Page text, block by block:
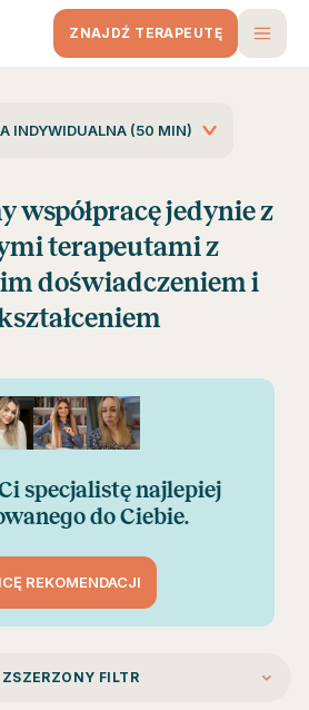
ZNAJDŹ TERAPEUTĘ
INDYWIDUALNA (50 MIN)
współpracę jedynie z
terapeutami z
doświadczeniem i
specjalistę najlepiej
do Ciebie.
REKOMENDACJI
FILTR